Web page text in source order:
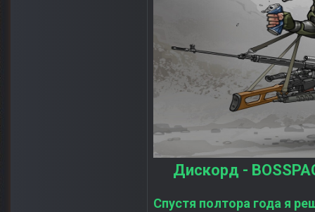
Дискорд -
Спустя полтора года я